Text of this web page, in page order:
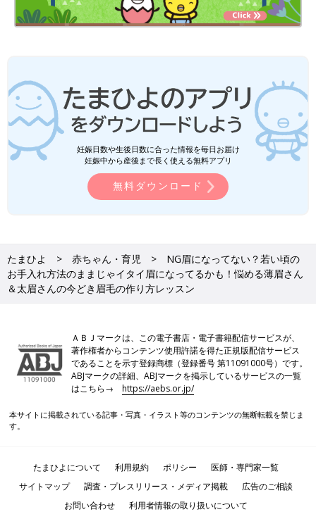
妊娠日数や生後日数に合った情報を毎日お届け
妊娠中から産後まで長く使える無料アプリ
無料ダウンロード
たまひよ 赤ちゃん・育児
NG眉になってない？若い頃の
お手入れ方法のままじゃイタイ眉になってるかも！悩める薄眉さん
＆太眉さんの今どき眉毛の作り方レッスン
ＡＢＪマークは、この電子書店・電子書籍配信サービスが、
著作権者からコンテンツ使用許諾を得た正規版配信サービス
であることを示す登録商標（登録番号 第11091000号）です。
ABJマークの詳細、ABJマークを掲示しているサービスの一覧
はこちら→https://aebs.or.jp/
本サイトに掲載されている記事・写真・イラスト等のコンテンツの無断転載を禁じま
す。
たまひよについて 利用規約 ポリシー
医師・専門家一覧
サイトマップ
調査・プレスリリース・メディア掲載
広告のご相談
お問い合わせ
利用者情報の取り扱いについて